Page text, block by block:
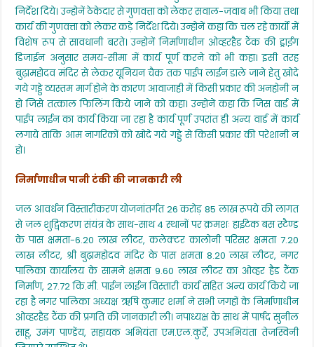
निर्देश दिये। उन्होनें ठेकेदार से गुणवत्ता को लेकर सवाल-जवाब भी किया तथा
कार्य की गुणवत्ता को लेकर कड़े निर्देश दिये। उन्होनें कहा कि चल रहे कार्यो में
विशेष रूप से सावधानी बरते। उन्होनें निर्माणाधीन ओव्हरहैड टैंक की ड्राईंग
डिजाईन अनुसार समय-सीमा में कार्य पूर्ण करने को भी कहा। इसी तरह
बुढ़ामहोदव मंदिर से लेकर यूनियन चैक तक पाईप लाईन डाले जाने हेतु खोदे
गये गड्डे व्यस्तम मार्ग होने के कारण आवाजाही में किसी प्रकार की अनहोनी न
हो जिसे तत्काल फिलिंग किये जाने को कहा। उन्होनें कहा कि जिस वार्ड में
पाईप लाईन का कार्य किया जा रहा है कार्य पूर्ण उपरांत ही अन्य वार्ड में कार्य
लगाये ताकि आम नागरिकों को खोदे गये गड्डे से किसी प्रकार की परेशानी न
हो।
निर्माणाधीन पानी टंकी की जानकारी ली
जल आवर्धन विस्तारीकरण योजनांतर्गत 26 करोड़ 85 लाख रूपये की लागत
से जल शुद्विकरण संयंत्र के साथ-साथ 4 स्थानों पर क्रमशः हाईटेक बस स्टैण्ड
के पास क्षमता-6.20 लाख लीटर, कलेक्टर कालोनी परिसर क्षमता 7.20
लाख लीटर, श्री बुढ़ामहोदव मंदिर के पास क्षमता 8.20 लाख लीटर, नगर
पालिका कार्यालय के सामने क्षमता 9.60 लाख लीटर का ओव्हर हैड टैंक
निर्माण, 27.72 कि.मी. पाईन लाईन विस्तारी कार्य सहित अन्य कार्य किये जा
रहा है नगर पालिका अध्यक्ष ऋषि कुमार शर्मा ने सभी जगहों के निर्माणाधीन
ओव्हरहैड टैंक की प्रगति की जानकारी ली। नपाध्यक्ष के साथ में पार्षद सुनील
साहू, उमंग पाण्डेंय, सहायक अभियंता एम.एल.कुर्रे, उपअभियंता तेजस्विनी